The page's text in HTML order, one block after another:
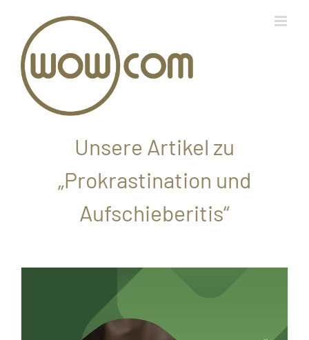
Inhalt
springen
Unsere Artikel zu
„Prokrastination und
Aufschieberitis“